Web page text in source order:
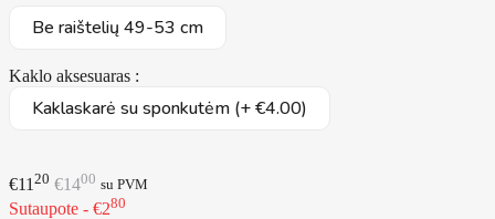
Be raištelių 49-53 cm
Kaklo aksesuaras :
Kaklaskarė su sponkutėm (+ €4.00)
€11 20 €1400 su PVM
Sutaupote - €280